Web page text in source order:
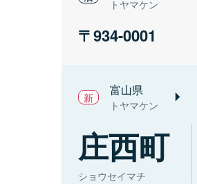
トヤマケン
934-0001
富山県
トヤマケン
庄西町
ショウセイマチ